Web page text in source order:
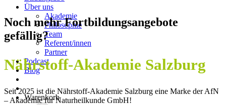
Über uns
Akademie
Philosophie
Team
Referent/innen
Partner
Podcast
Blog
Warenkorb
Noch mehr Fortbildungsangebote
gefällig?
Nährstoff-Akademie Salzburg
Seit 2025 ist die Nährstoff-Akademie Salzburg eine Marke der AfN
– Akademie für Naturheilkunde GmbH!